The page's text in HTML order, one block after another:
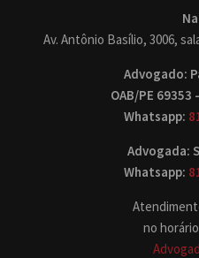
Av. Antônio Basílio, 3006,
Advogado:
OAB/PE 69353
Whatsapp:
Advogada:
Whatsapp:
no